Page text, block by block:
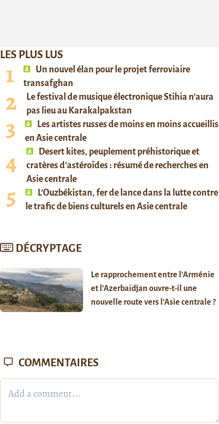
LES PLUS LUS
Un nouvel élan pour le projet ferroviaire
transafghan
Le festival de musique électronique Stihia n’aura
pas lieu au Karakalpakstan
Les artistes russes de moins en moins accueillis
en Asie centrale
Desert kites, peuplement préhistorique et
cratères d’astéroïdes : résumé de recherches en
Asie centrale
L’Ouzbékistan, fer de lance dans la lutte contre
le trafic de biens culturels en Asie centrale
DÉCRYPTAGE
Le rapprochement entre l’Arménie
et l’Azerbaïdjan ouvre-t-il une
nouvelle route vers l’Asie centrale ?
COMMENTAIRES